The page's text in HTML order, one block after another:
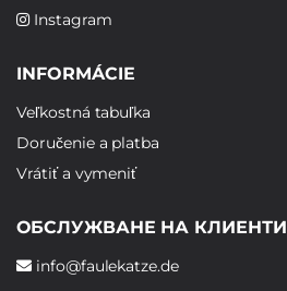
Instagram
INFORMÁCIE
Veľkostná tabuľka
Doručenie a platba
Vrátiť a vymeniť
ОБСЛУЖВАНЕ НА КЛИЕНТИ
info@faulekatze.de